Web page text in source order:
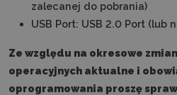
zalecanej do pobrania)
USB Port: USB 2.0 Port (lub
Ze względu na okresowe
operacyjnych aktualne i
oprogramowania proszę